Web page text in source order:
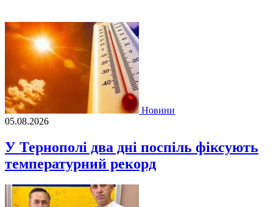
Новини
05.08.2026
У Тернополі два дні поспіль фіксують
температурний рекорд